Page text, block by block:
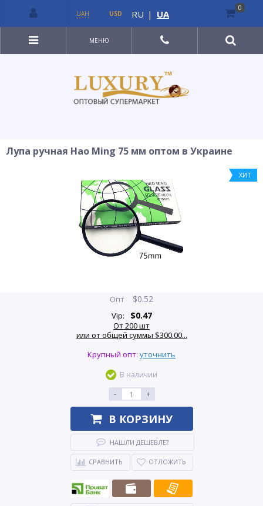
МЕНЮ
Лупа ручная Hao Ming 75 мм оптом в Украине
ХИТ
Опт $0.52
Vip: $0.47
От 200 шт
или от общей суммы $300.00...
Крупный опт: уточнить
В наличии
-
+
В КОРЗИНУ
НАШЛИ ДЕШЕВЛЕ?
СРАВНИТЬ ОТЛОЖИТЬ
UAH USD RU | UA
0